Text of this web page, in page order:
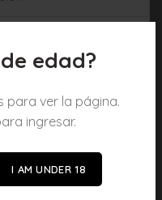
edad?
para ver la página.
ingresar.
I AM UNDER 18
🥉